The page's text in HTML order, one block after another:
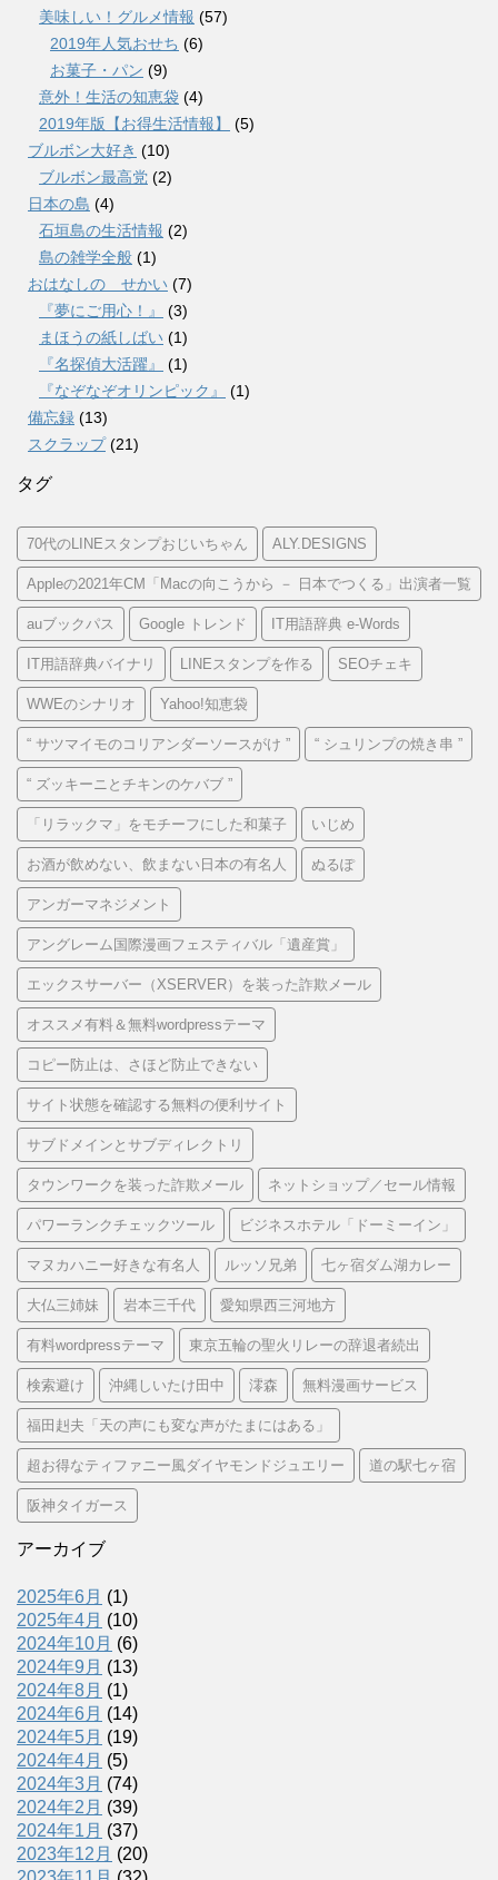
美味しい！グルメ情報 (57)
2019年人気おせち (6)
お菓子・パン (9)
意外！生活の知恵袋 (4)
2019年版【お得生活情報】
(5)
ブルボン大好き (10)
ブルボン最高党 (2)
日本の島 (4)
石垣島の生活情報 (2)
島の雑学全般 (1)
おはなしの せかい (7)
『夢にご用心！』
(3)
まほうの紙しばい (1)
『名探偵大活躍』
(1)
『なぞなぞオリンピック』
(1)
備忘録 (13)
スクラップ(21)
タグ
70代のLINEスタンプおじいちゃん ALY.DESIGNS
Appleの2021年CM「Macの向こうから － 日本でつくる」出演者一覧
auブックパス Google トレンド IT用語辞典 e-Words
IT用語辞典バイナリ LINEスタンプを作る SEOチェキ
WWEのシナリオ Yahoo!知恵袋
“ サツマイモのコリアンダーソースがけ ” “ シュリンプの焼き串 ”
“ ズッキーニとチキンのケバブ ”
「リラックマ」をモチーフにした和菓子 いじめ
お酒が飲めない、飲まない日本の有名人 ぬるぽ
アンガーマネジメント
アングレーム国際漫画フェスティバル「遺産賞」
エックスサーバー（XSERVER）を装った詐欺メール
オススメ有料＆無料wordpressテーマ
コピー防止は、さほど防止できない
サイト状態を確認する無料の便利サイト
サブドメインとサブディレクトリ
タウンワークを装った詐欺メール ネットショップ／セール情報
パワーランクチェックツール ビジネスホテル「ドーミーイン」
マヌカハニー好きな有名人 ルッソ兄弟 七ヶ宿ダム湖カレー
大仏三姉妹 岩本三千代 愛知県西三河地方
有料wordpressテーマ 東京五輪の聖火リレーの辞退者続出
検索避け 沖縄しいたけ田中 澪森 無料漫画サービス
福田赳夫「天の声にも変な声がたまにはある」
超お得なティファニー風ダイヤモンドジュエリー 道の駅七ヶ宿
阪神タイガース
アーカイブ
2025年6月 (1)
2025年4月 (10)
2024年10月 (6)
2024年9月 (13)
2024年8月 (1)
2024年6月 (14)
2024年5月 (19)
2024年4月 (5)
2024年3月 (74)
2024年2月 (39)
2024年1月 (37)
2023年12月 (20)